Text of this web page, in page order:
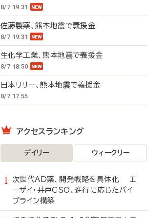
8/7 19:31
佐藤製薬、熊本地震で義援金
8/7 19:31
生化学工業、熊本地震で義援金
8/7 18:50
日本リリー、熊本地震で義援金
8/7 17:55
アクセスランキング
デイリー ウィークリー
次世代AD薬、開発戦略を具体化 エ
ーザイ・井戸CSO、進行に応じたパイ
プライン構築